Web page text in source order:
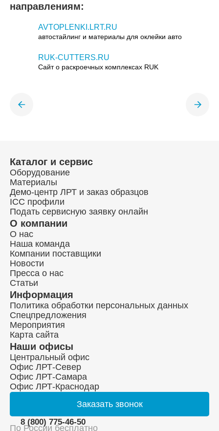
направлениям:
AVTOPLENKI.LRT.RU
автостайлинг и материалы для оклейки авто
RUK-CUTTERS.RU
Сайт о раскроечных комплексах RUK
Каталог и сервис
Оборудование
Материалы
Демо-центр ЛРТ и заказ образцов
ICC профили
Подать сервисную заявку онлайн
Информация
Политика обработки персональных данных
Спецпредложения
Мероприятия
Карта сайта
О компании
О нас
Наша команда
Компании поставщики
Новости
Пресса о нас
Статьи
Наши офисы
Центральный офис
Офис ЛРТ-Север
Офис ЛРТ-Самара
Офис ЛРТ-Краснодар
Заказать звонок
8 (800) 775-46-50
По России бесплатно